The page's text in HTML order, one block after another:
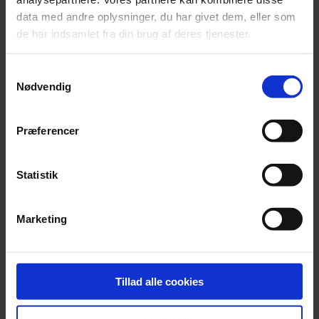
data med andre oplysninger, du har givet dem, eller som
de har indsamlet fra din brug af deres tjenester.
Nødvendig
Præferencer
Statistik
Marketing
Tillad alle cookies
EjendomDanmark skaber nye
ejendomsbranchen
EjendomDanmark og
Dokumenter.dk gør